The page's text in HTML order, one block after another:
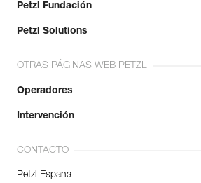
Petzl Fundación
Petzl Solutions
OTRAS PÁGINAS WEB PETZL
Operadores
Intervención
CONTACTO
Petzl Espana